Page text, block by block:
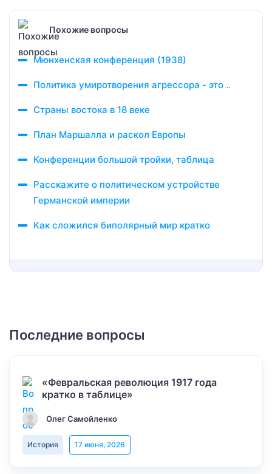
Похожие вопросы
Мюнхенская конференция (1938)
Политика умиротворения агрессора - это ..
Страны востока в 18 веке
План Маршалла и раскол Европы
Конференции большой тройки, таблица
Расскажите о политическом устройстве
Германской империи
Как сложился биполярный мир кратко
Последние вопросы
«Февральская революция 1917 года
кратко в таблице»
Олег Самойленко
История 17 июня, 2026